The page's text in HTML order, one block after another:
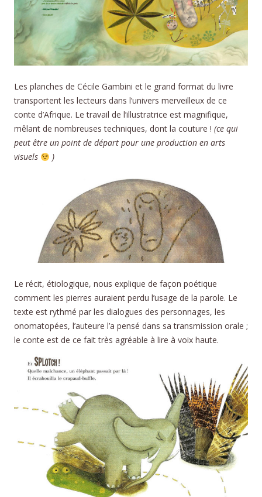
Les planches de Cécile Gambini et le grand format du livre
transportent les lecteurs dans l’univers merveilleux de ce
conte d’Afrique. Le travail de l’illustratrice est magnifique,
mêlant de nombreuses techniques, dont la couture ! (ce qui
peut être un point de départ pour une production en arts
visuels
)
Le récit, étiologique, nous explique de façon poétique
comment les pierres auraient perdu l’usage de la parole. Le
texte est rythmé par les dialogues des personnages, les
onomatopées, l’auteure l’a pensé dans sa transmission orale ;
le conte est de ce fait très agréable à lire à voix haute.